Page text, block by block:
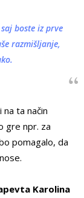
boste iz prve
razmišljanje,
ta način
gre npr. za
pomagalo, da
Karolina